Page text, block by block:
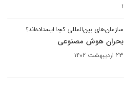
سازمان‌های بین‌المللی کجا ایستاده‌اند؟
بحران هوش مصنوعی
۲۳ اردیبهشت ۱۴۰۲